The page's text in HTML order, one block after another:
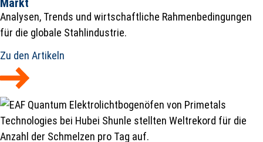
Analysen, Trends und wirtschaftliche Rahmenbedingungen
für die globale Stahlindustrie.
Zu den Artikeln